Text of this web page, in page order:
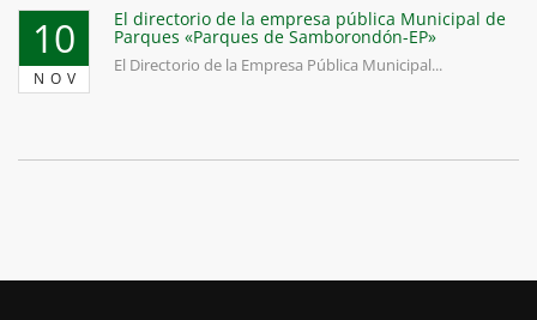
10
NOV
El directorio de la empresa pública Municipal de
Parques «Parques de Samborondón-EP»
El Directorio de la Empresa Pública Municipal...